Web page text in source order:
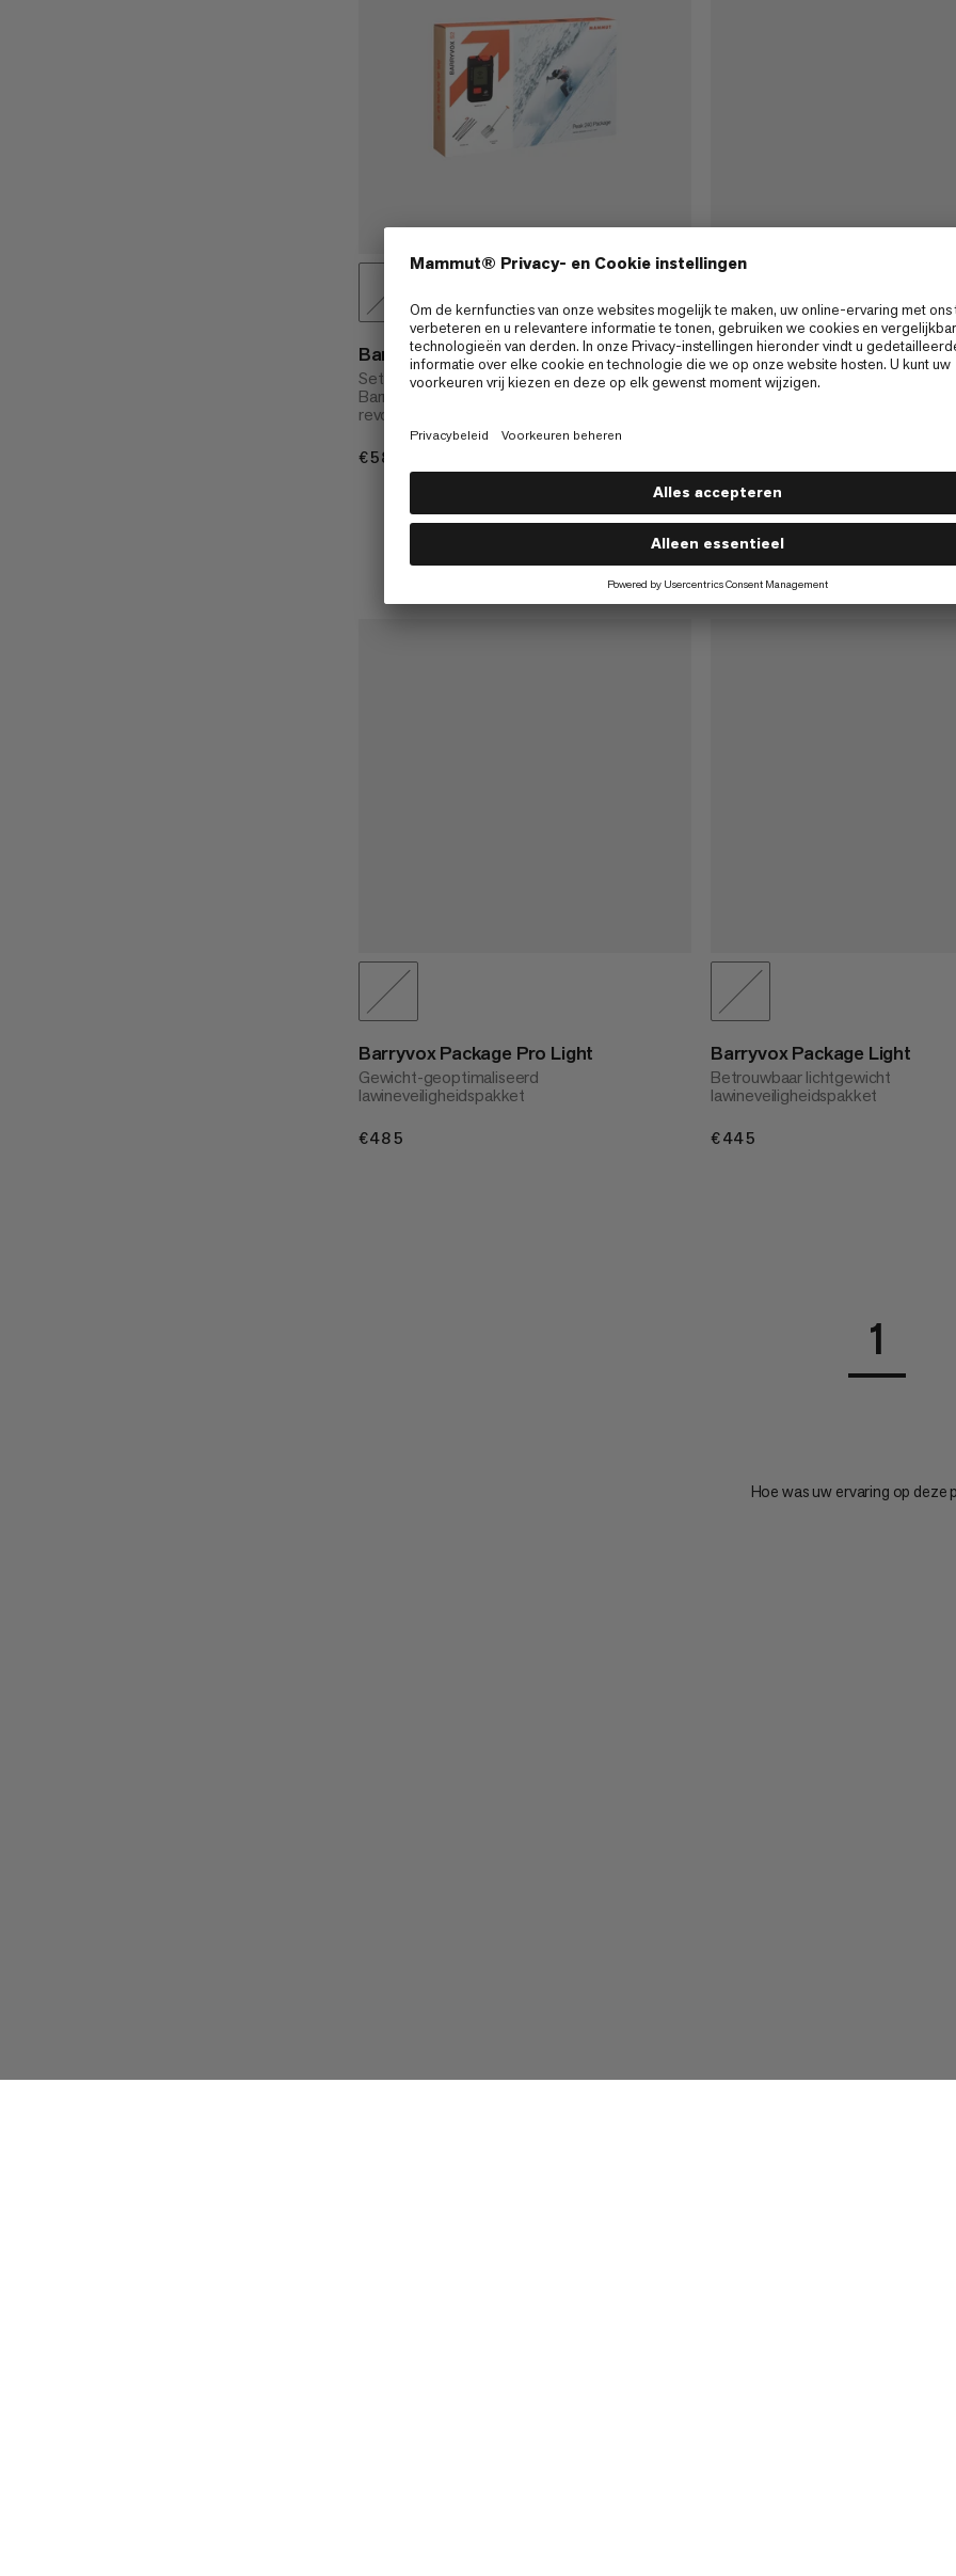
Barryvox S2 Peak 240 Package
Set met schop, sonde en innovatieve
Barryvox® S2 lawinepieper met
revolutionaire zoekondersteuning.
€580
Barryvox 2 Tour 280
Lichtgewicht set met schep, sonde
Barryvox® 2 lawinepieper voor
Barryvox Package Pro Light
Gewicht-geoptimaliseerd
lawineveiligheidspakket
€485
Barryvox Package Light
Betrouwbaar lichtgewicht
lawineveiligheidspakket
€445
1
Hoe was uw ervaring op deze